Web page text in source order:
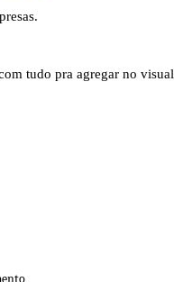
tudo pra agregar no visual